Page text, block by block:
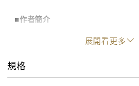
■作者簡介
約瑟夫．拉雅德．吉卜林（
英國第一位諾貝爾文學獎得主。
展開看更多
規格